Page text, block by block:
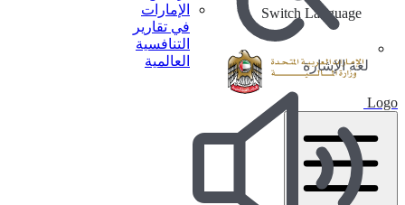
الإمارات
في تقارير
التنافسية
العالمية
لغة الإشارة
Switch Language
Logo